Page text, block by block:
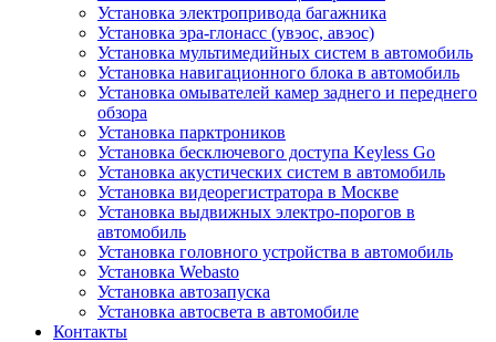
Установка электропривода багажника
Установка эра-глонасс (увэос, авэос)
Установка мультимедийных систем в автомобиль
Установка навигационного блока в автомобиль
Установка омывателей камер заднего и переднего
обзора
Установка парктроников
Установка бесключевого доступа Keyless Go
Установка акустических систем в автомобиль
Установка видеорегистратора в Москве
Установка выдвижных электро-порогов в
автомобиль
Установка головного устройства в автомобиль
Установка Webasto
Установка автозапуска
Установка автосвета в автомобиле
Контакты